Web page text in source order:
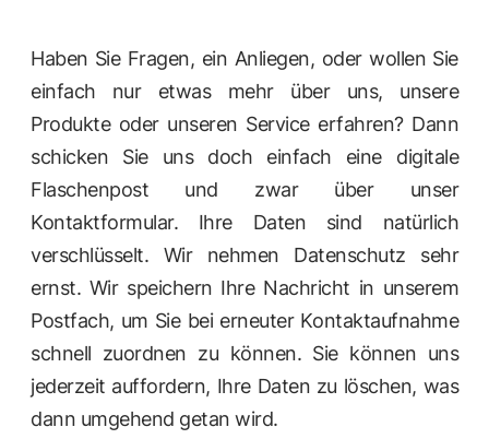
Haben Sie Fragen, ein Anliegen, oder wollen Sie
einfach nur etwas mehr über uns, unsere
Produkte oder unseren Service erfahren? Dann
schicken Sie uns doch einfach eine digitale
Flaschenpost und zwar über unser
Kontaktformular. Ihre Daten sind natürlich
verschlüsselt. Wir nehmen Datenschutz sehr
ernst. Wir speichern Ihre Nachricht in unserem
Postfach, um Sie bei erneuter Kontaktaufnahme
schnell zuordnen zu können. Sie können uns
jederzeit auffordern, Ihre Daten zu löschen, was
dann umgehend getan wird.